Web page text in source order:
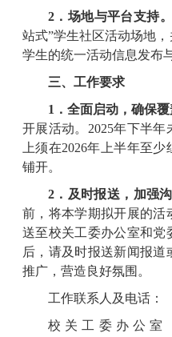
2．场地与平台支持。
站式”学生社区活动场地
学生的统一活动信息发布
三、工作要求
1．全面启动，确保
开展活动。2025年下半年
上须在2026年上半年至
铺开。
2．及时报送，加强
前，将本学期拟开展的活
送至校关工委办公室和党
后，请及时报送新闻报
推广，营造良好氛围。
工作联系人及电话：
校关工委办公室